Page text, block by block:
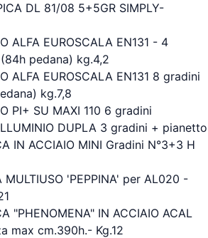
DL 81/08 5+5GR SIMPLY-
ALFA EUROSCALA EN131 - 4
pedana) kg.4,2
ALFA EUROSCALA EN131 8 gradini
kg.7,8
PI+ SU MAXI 110 6 gradini
DUPLA 3 gradini + pianetto
IN ACCIAIO MINI Gradini N°3+3 H
MULTIUSO 'PEPPINA' per AL020 -
"PHENOMENA" IN ACCIAIO ACAL
max cm.390h.- Kg.12